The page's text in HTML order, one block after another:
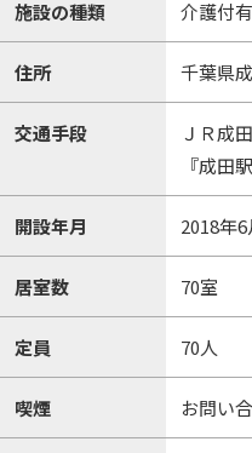
施設の種類 介護付
住所 千葉県
交通手段
ＪＲ成
『成田
開設年月 2018年6
居室数 70室
定員 70人
喫煙 お問い